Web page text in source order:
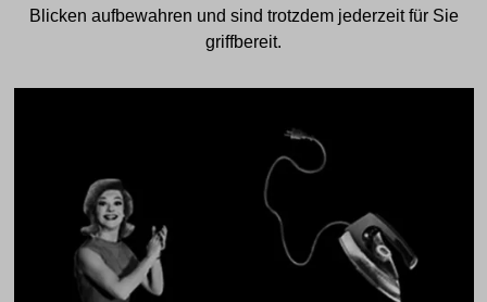
Blicken aufbewahren und sind trotzdem jederzeit für Sie
griffbereit.